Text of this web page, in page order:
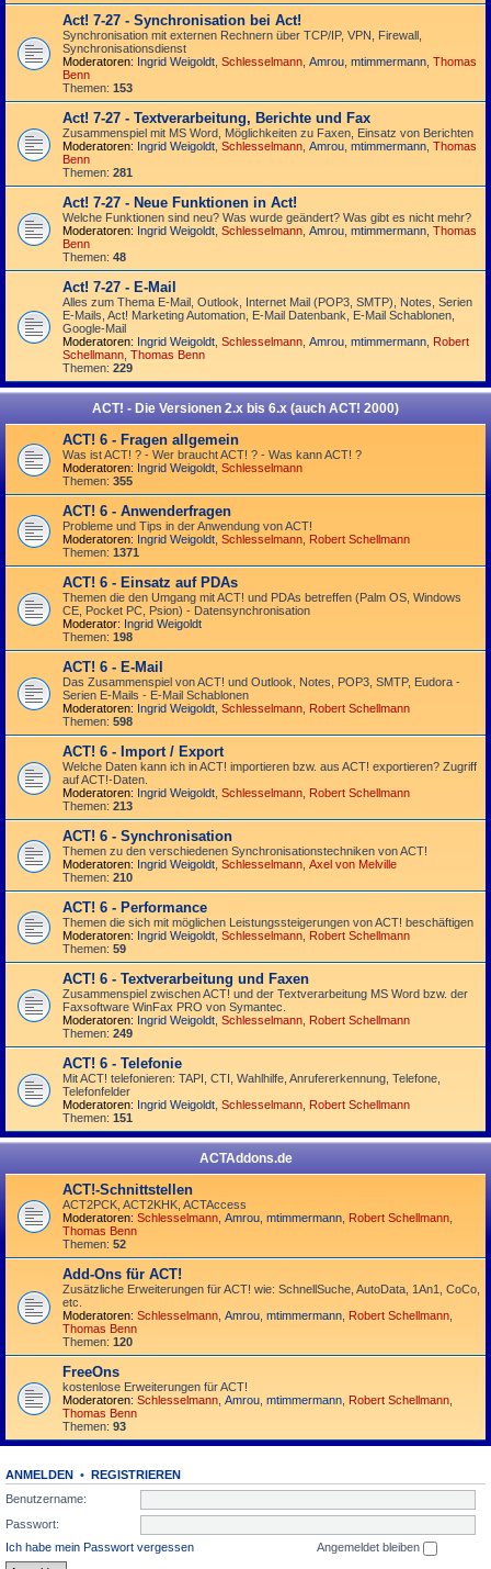
Act! 7-27 - Synchronisation bei Act!
Synchro­nisation mit externen Rechnern über TCP/IP, VPN, Firewall,
Synchroni­sations­dienst
Moderatoren: Ingrid Weigoldt Schlesselmann Amrou mtimmermann Thomas
Benn
Themen: 153
Act! 7-27 - Text­­ver­arbei­tung, Berichte und Fax
Zusammenspiel mit MS Word, Möglichkeiten zu Faxen, Einsatz von Berichten
Moderatoren: Ingrid Weigoldt Schlesselmann Amrou mtimmermann Thomas
Benn
Themen: 281
Act! 7-27 - Neue Funktionen in Act!
Welche Funktionen sind neu? Was wurde geändert? Was gibt es nicht mehr?
Moderatoren: Ingrid Weigoldt Schlesselmann Amrou mtimmermann Thomas
Benn
Themen: 48
Act! 7-27 - E-Mail
Alles zum Thema E-Mail, Outlook, Internet Mail (POP3, SMTP), Notes, Serien
E-Mails, Act! Marketing Automation, E-Mail Datenbank, E-Mail Schablonen,
Google-Mail
Moderatoren: Ingrid Weigoldt Schlesselmann Amrou mtimmermann Robert
Schellmann Thomas Benn
Themen: 229
ACT! - Die Versionen 2.x bis 6.x (auch ACT! 2000)
ACT! 6 - Fragen allgemein
Was ist ACT! ? - Wer braucht ACT! ? - Was kann ACT! ?
Moderatoren: Ingrid Weigoldt Schlesselmann
Themen: 355
ACT! 6 - Anwender­fragen
Probleme und Tips in der Anwendung von ACT!
Moderatoren: Ingrid Weigoldt Schlesselmann Robert Schellmann
Themen: 1371
ACT! 6 - Einsatz auf PDAs
Themen die den Umgang mit ACT! und PDAs betreffen (Palm OS, Windows
CE, Pocket PC, Psion) - Datensynchronisation
Moderator: Ingrid Weigoldt
Themen: 198
ACT! 6 - E-Mail
Das Zusammen­spiel von ACT! und Outlook, Notes, POP3, SMTP, Eudora -
Serien E-Mails - E-Mail Schablonen
Moderatoren: Ingrid Weigoldt Schlesselmann Robert Schellmann
Themen: 598
ACT! 6 - Import / Export
Welche Daten kann ich in ACT! importieren bzw. aus ACT! exportieren? Zugriff
auf ACT!-Daten.
Moderatoren: Ingrid Weigoldt Schlesselmann Robert Schellmann
Themen: 213
ACT! 6 - Synchro­nisation
Themen zu den verschiedenen Synchro­nisations­­techniken von ACT!
Moderatoren: Ingrid Weigoldt Schlesselmann Axel von Melville
Themen: 210
ACT! 6 - Performance
Themen die sich mit möglichen Leistungssteigerungen von ACT! beschäftigen
Moderatoren: Ingrid Weigoldt Schlesselmann Robert Schellmann
Themen: 59
ACT! 6 - Textverarbeitung und Faxen
Zusammenspiel zwischen ACT! und der Textverarbeitung MS Word bzw. der
Faxsoftware WinFax PRO von Symantec.
Moderatoren: Ingrid Weigoldt Schlesselmann Robert Schellmann
Themen: 249
ACT! 6 - Telefonie
Mit ACT! telefonieren: TAPI, CTI, Wahlhilfe, Anrufererkennung, Telefone,
Telefonfelder
Moderatoren: Ingrid Weigoldt Schlesselmann Robert Schellmann
Themen: 151
ACTAddons.de
ACT!-Schnittstellen
ACT2PCK, ACT2KHK, ACTAccess
Moderatoren: Schlesselmann Amrou mtimmermann Robert Schellmann
Thomas Benn
Themen: 52
Add-Ons für ACT!
Zusätzliche Erweiterungen für ACT! wie: SchnellSuche, AutoData, 1An1, CoCo,
etc.
Moderatoren: Schlesselmann Amrou mtimmermann Robert Schellmann
Thomas Benn
Themen: 120
FreeOns
kostenlose Erweiterungen für ACT!
Moderatoren: Schlesselmann Amrou mtimmermann Robert Schellmann
Thomas Benn
Themen: 93
ANMELDEN • REGISTRIEREN
Benutzername:
Passwort:
Ich habe mein Passwort vergessen
Angemeldet bleiben